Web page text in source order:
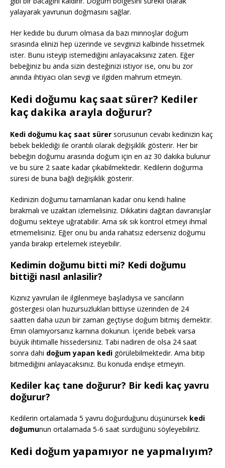
yalayarak yavrunun doğmasını sağlar.
Her kedide bu durum olmasa da bazı minnoşlar doğum
sırasında elinizi hep üzerinde ve sevginizi kalbinde hissetmek
ister. Bunu isteyip istemediğini anlayacaksınız zaten. Eğer
bebeğiniz bu anda sizin desteğinizi istiyor ise, onu bu zor
anında ihtiyacı olan sevgi ve ilgiden mahrum etmeyin.
Kedi doğumu kaç saat sürer? Kediler
kaç dakika arayla doğurur?
Kedi doğumu kaç saat sürer sorusunun cevabı kedinizin kaç
bebek beklediği ile orantılı olarak değişiklik gösterir. Her bir
bebeğin doğumu arasında doğum için en az 30 dakika bulunur
ve bu süre 2 saate kadar çıkabilmektedir. Kedilerin doğurma
süresi de buna bağlı değişiklik gösterir.
Kedinizin doğumu tamamlanan kadar onu kendi haline
bırakmalı ve uzaktan izlemelisiniz. Dikkatini dağıtan davranışlar
doğumu sekteye uğratabilir. Ama sık sık kontrol etmeyi ihmal
etmemelisiniz. Eğer onu bu anda rahatsız ederseniz doğumu
yarıda bırakıp ertelemek isteyebilir.
Kedimin doğumu bitti mi? Kedi doğumu
bittiği nasıl anlasilir?
Kızınız yavruları ile ilgilenmeye başladıysa ve sancıların
göstergesi olan huzursuzlukları bittiyse üzerinden de 24
saatten daha uzun bir zaman geçtiyse doğum bitmiş demektir.
Emin olamıyorsanız karnına dokunun. İçeride bebek varsa
büyük ihtimalle hissedersiniz. Tabi nadiren de olsa 24 saat
sonra dahi doğum yapan kedi görülebilmektedir. Ama bitip
bitmediğini anlayacaksınız. Bu konuda endişe etmeyin.
Kediler kaç tane doğurur? Bir kedi kaç yavru
doğurur?
Kedilerin ortalamada 5 yavru doğurduğunu düşünürsek kedi
doğumunun ortalamada 5-6 saat sürdüğünü söyleyebiliriz.
Kedi doğum yapamıyor ne yapmalıyım?